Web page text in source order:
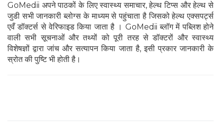
GoMedii अपने पाठकों के लिए स्वास्थ्य समाचार, हेल्थ टिप्स और हेल्थ से
जुडी सभी जानकारी ब्लोग्स के माध्यम से पहुंचाता है जिसको हेल्थ एक्सपर्ट्स
एवँ डॉक्टर्स से वेरिफाइड किया जाता है । GoMedii ब्लॉग में पब्लिश होने
वाली सभी सूचनाओं और तथ्यों को पूरी तरह से डॉक्टरों और स्वास्थ्य
विशेषज्ञों द्वारा जांच और सत्यापन किया जाता है, इसी प्रकार जानकारी के
स्रोत की पुष्टि भी होती है।